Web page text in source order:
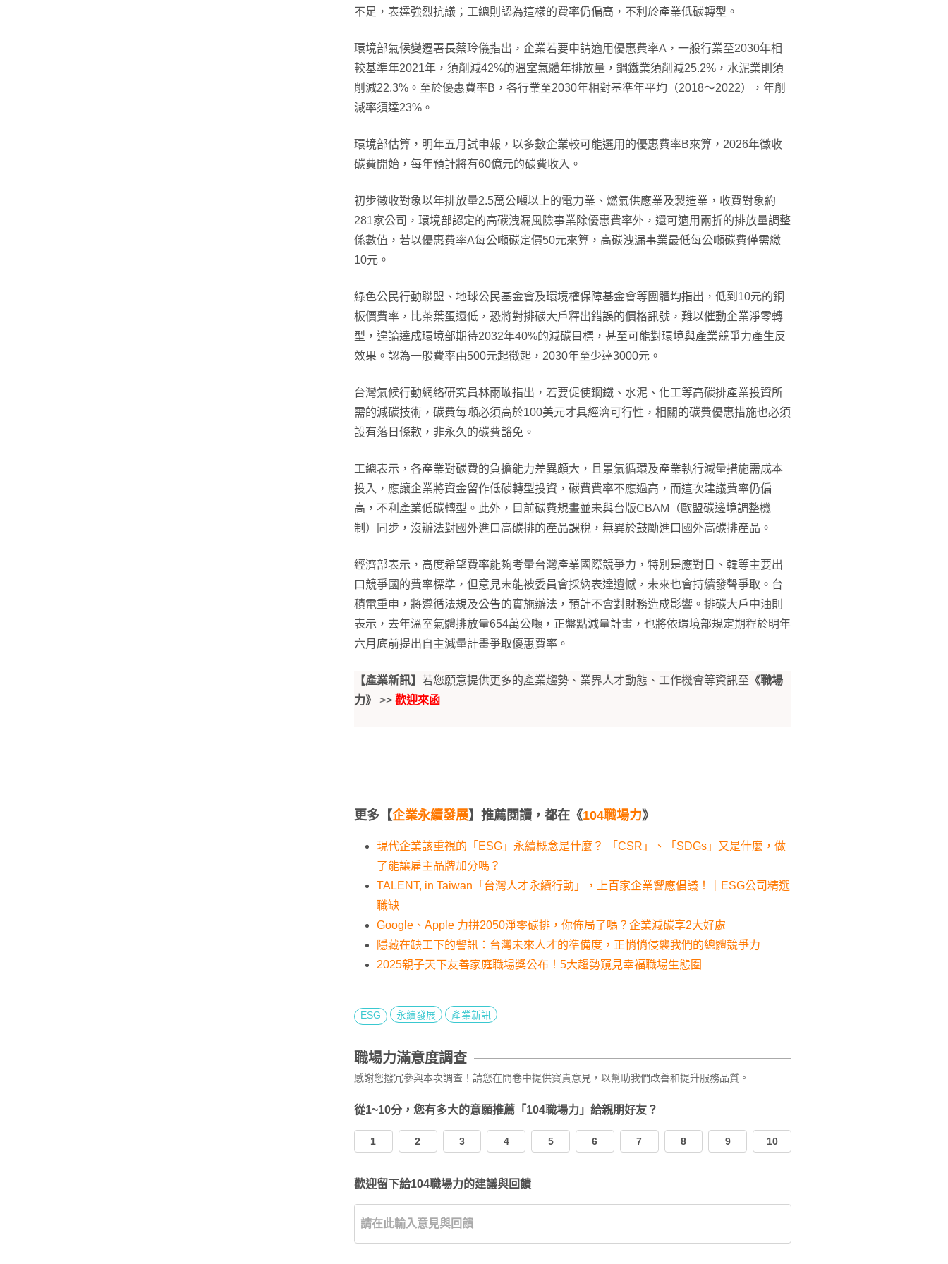
不足，表達強烈抗議；工總則認為這樣的費率仍偏高，不利於產業低碳轉型。
環境部氣候變遷署長蔡玲儀指出，企業若要申請適用優惠費率A，一般行業至2030年相
較基準年2021年，須削減42%的溫室氣體年排放量，鋼鐵業須削減25.2%，水泥業則須
削減22.3%。至於優惠費率B，各行業至2030年相對基準年平均（2018～2022），年削
減率須達23%。
環境部估算，明年五月試申報，以多數企業較可能選用的優惠費率B來算，2026年徵收
碳費開始，每年預計將有60億元的碳費收入。
初步徵收對象以年排放量2.5萬公噸以上的電力業、燃氣供應業及製造業，收費對象約
281家公司，環境部認定的高碳洩漏風險事業除優惠費率外，還可適用兩折的排放量調整
係數值，若以優惠費率A每公噸碳定價50元來算，高碳洩漏事業最低每公噸碳費僅需繳
10元。
綠色公民行動聯盟、地球公民基金會及環境權保障基金會等團體均指出，低到10元的銅
板價費率，比茶葉蛋還低，恐將對排碳大戶釋出錯誤的價格訊號，難以催動企業淨零轉
型，遑論達成環境部期待2032年40%的減碳目標，甚至可能對環境與產業競爭力產生反
效果。認為一般費率由500元起徵起，2030年至少達3000元。
台灣氣候行動網絡研究員林雨璇指出，若要促使鋼鐵、水泥、化工等高碳排產業投資所
需的減碳技術，碳費每噸必須高於100美元才具經濟可行性，相關的碳費優惠措施也必須
設有落日條款，非永久的碳費豁免。
工總表示，各產業對碳費的負擔能力差異頗大，且景氣循環及產業執行減量措施需成本
投入，應讓企業將資金留作低碳轉型投資，碳費費率不應過高，而這次建議費率仍偏
高，不利產業低碳轉型。此外，目前碳費規畫並未與台版CBAM（歐盟碳邊境調整機
制）同步，沒辦法對國外進口高碳排的產品課稅，無異於鼓勵進口國外高碳排產品。
經濟部表示，高度希望費率能夠考量台灣產業國際競爭力，特別是應對日、韓等主要出
口競爭國的費率標準，但意見未能被委員會採納表達遺憾，未來也會持續發聲爭取。台
積電重申，將遵循法規及公告的實施辦法，預計不會對財務造成影響。排碳大戶中油則
表示，去年溫室氣體排放量654萬公噸，正盤點減量計畫，也將依環境部規定期程於明年
六月底前提出自主減量計畫爭取優惠費率。
【產業新訊】 若您願意提供更多的產業趨勢、業界人才動態、工作機會等資訊至 《職場
力》
>> 歡迎來函
更多【企業永續發展】推薦閱讀，都在《104職場力》
現代企業該重視的「ESG」永續概念是什麼？ 「CSR」、「SDGs」又是什麼，做
了能讓雇主品牌加分嗎？
TALENT, in Taiwan「台灣人才永續行動」，上百家企業響應倡議！｜ESG公司精選
職缺
Google、Apple 力拼2050淨零碳排，你佈局了嗎？企業減碳享2大好處
隱藏在缺工下的警訊：台灣未來人才的準備度，正悄悄侵襲我們的總體競爭力
2025親子天下友善家庭職場獎公布！5大趨勢窺見幸福職場生態圈
ESG 永續發展 產業新訊
職場力滿意度調查
感謝您撥冗參與本次調查！請您在問卷中提供寶貴意見，以幫助我們改善和提升服務品質。
從1~10分，您有多大的意願推薦「104職場力」給親朋好友？
1 2 3 4 5 6 7 8 9 10
歡迎留下給104職場力的建議與回饋